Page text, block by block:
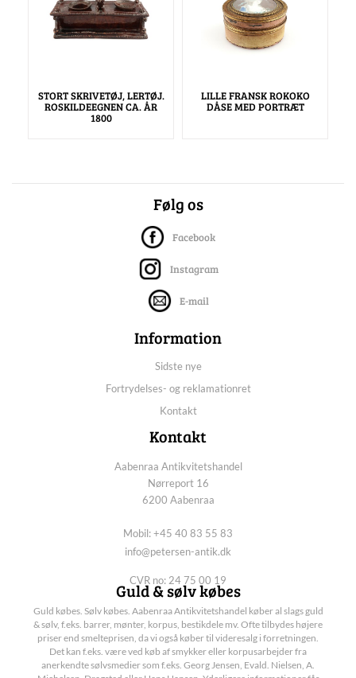
STORT SKRIVETØJ, LERTØJ.
ROSKILDEEGNEN CA. ÅR
1800
LILLE FRANSK ROKOKO
DÅSE MED PORTRÆT
Følg os
Facebook
Instagram
E-mail
Information
Sidste nye
Fortrydelses- og reklamationret
Kontakt
Kontakt
Aabenraa Antikvitetshandel
Nørreport 16
6200 Aabenraa
Mobil: +45 40 83 55 83
info@petersen-antik.dk
CVR no: 24 75 00 19
Guld & sølv købes
Guld købes. Sølv købes. Aabenraa Antikvitetshandel køber al slags guld
& sølv, f.eks. barrer, mønter, korpus, bestikdele mv. Ofte tilbydes højere
priser end smelteprisen, da vi også køber til videresalg i forretningen.
Det kan f.eks. være ved køb af smykker eller korpusarbejder fra
anerkendte sølvsmedier som f.eks. Georg Jensen, Evald. Nielsen, A.